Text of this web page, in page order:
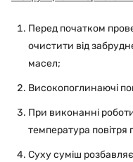
Перед початком
очистити від
масел;
Високопоглинаючі
При виконанні
температура повітря
Суху суміш